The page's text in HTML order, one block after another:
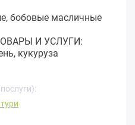
бобовые масличные
И УСЛУГИ:
кукуруза